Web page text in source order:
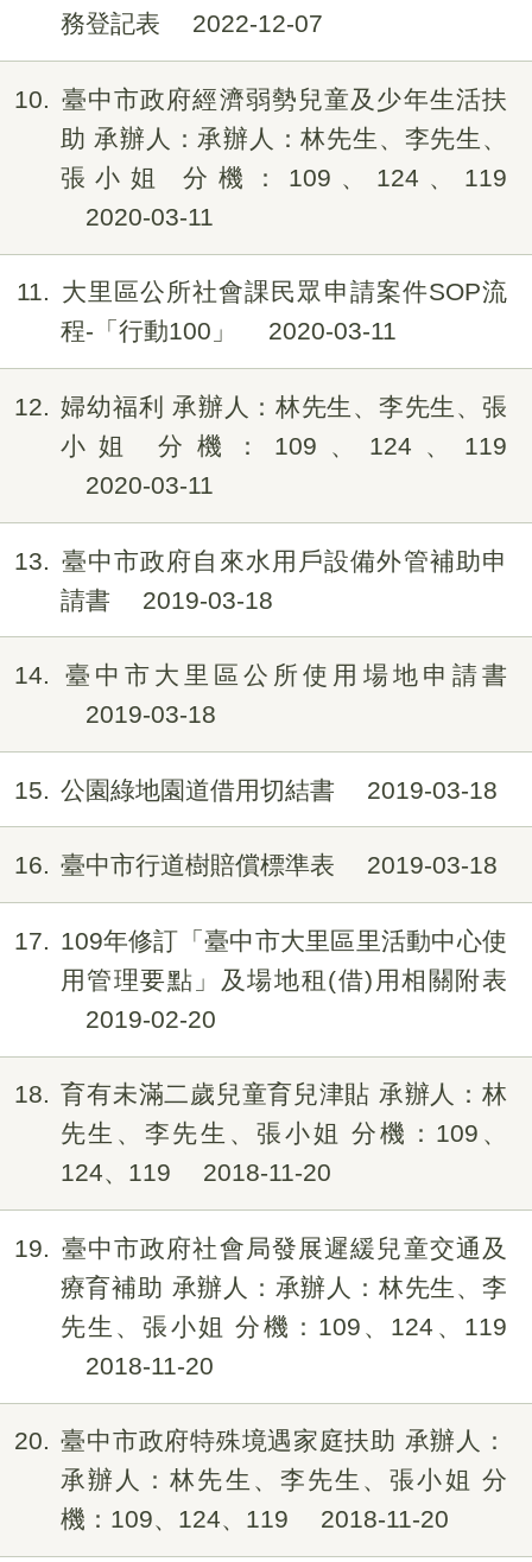
務登記表
2022-12-07
10
臺中市政府經濟弱勢兒童及少年生活扶
助 承辦人：承辦人：林先生、李先生、
張小姐 分機：109、124、119
2020-03-11
11
大里區公所社會課民眾申請案件SOP流
程-「行動100」
2020-03-11
12
婦幼福利 承辦人：林先生、李先生、張
小姐 分機：109、124、119
2020-03-11
13
臺中市政府自來水用戶設備外管補助申
請書
2019-03-18
14
臺中市大里區公所使用場地申請書
2019-03-18
15 公園綠地園道借用切結書 2019-03-18
16 臺中市行道樹賠償標準表 2019-03-18
17
109年修訂「臺中市大里區里活動中心使
用管理要點」及場地租(借)用相關附表
2019-02-20
18
育有未滿二歲兒童育兒津貼 承辦人：林
先生、李先生、張小姐 分機：109、
124、119
2018-11-20
19
臺中市政府社會局發展遲緩兒童交通及
療育補助 承辦人：承辦人：林先生、李
先生、張小姐 分機：109、124、119
2018-11-20
20
臺中市政府特殊境遇家庭扶助 承辦人：
承辦人：林先生、李先生、張小姐 分
機：109、124、119
2018-11-20